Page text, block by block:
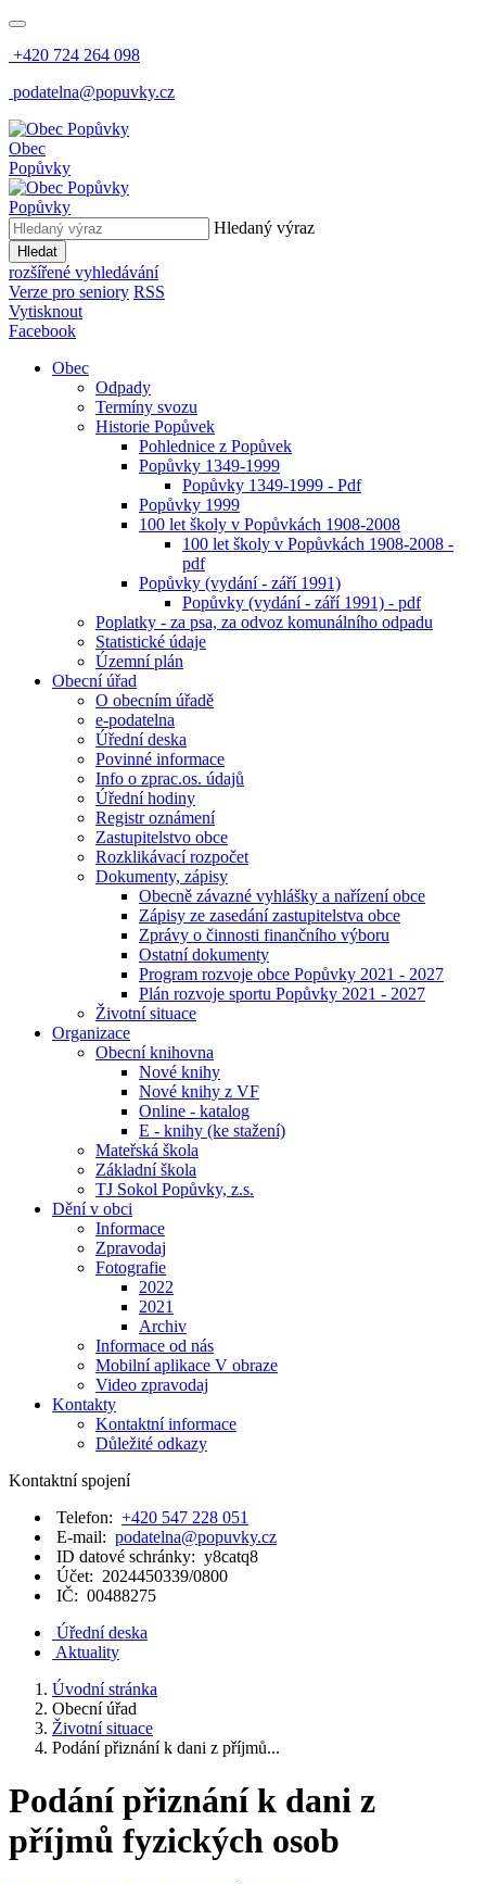
+420 724 264 098
podatelna@popuvky.cz
Obec
Popůvky
Popůvky
Hledaný výraz
Hledat
rozšířené vyhledávání
Verze pro seniory RSS
Vytisknout
Facebook
Obec
Odpady
Termíny svozu
Historie Popůvek
Pohlednice z Popůvek
Popůvky 1349-1999
Popůvky 1349-1999 - Pdf
Popůvky 1999
100 let školy v Popůvkách 1908-2008
100 let školy v Popůvkách 1908-2008 -
pdf
Popůvky (vydání - září 1991)
Popůvky (vydání - září 1991) - pdf
Poplatky - za psa, za odvoz komunálního odpadu
Statistické údaje
Územní plán
Obecní úřad
O obecním úřadě
e-podatelna
Úřední deska
Povinné informace
Info o zprac.os. údajů
Úřední hodiny
Registr oznámení
Zastupitelstvo obce
Rozklikávací rozpočet
Dokumenty, zápisy
Obecně závazné vyhlášky a nařízení obce
Zápisy ze zasedání zastupitelstva obce
Zprávy o činnosti finančního výboru
Ostatní dokumenty
Program rozvoje obce Popůvky 2021 - 2027
Plán rozvoje sportu Popůvky 2021 - 2027
Životní situace
Organizace
Obecní knihovna
Nové knihy
Nové knihy z VF
Online - katalog
E - knihy (ke stažení)
Mateřská škola
Základní škola
TJ Sokol Popůvky, z.s.
Dění v obci
Informace
Zpravodaj
Fotografie
2022
2021
Archiv
Informace od nás
Mobilní aplikace V obraze
Video zpravodaj
Kontakty
Kontaktní informace
Důležité odkazy
Kontaktní spojení
Telefon: +420 547 228 051
E-mail: podatelna@popuvky.cz
ID datové schránky: y8catq8
Účet: 2024450339/0800
IČ: 00488275
Úřední deska
Aktuality
Úvodní stránka
Obecní úřad
Životní situace
Podání přiznání k dani z příjmů...
Podání přiznání k dani z
příjmů fyzických osob